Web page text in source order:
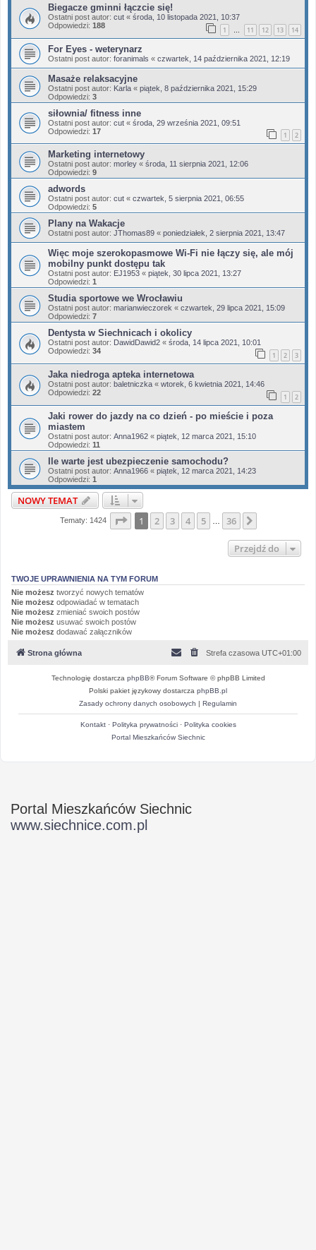
Biegacze gminni łączcie się!
Ostatni post autor: cut « środa, 10 listopada 2021, 10:37
Odpowiedzi: 188 1 … 11 12 13 14
For Eyes - weterynarz
Ostatni post autor: foranimals « czwartek, 14 października 2021, 12:19
Masaże relaksacyjne
Ostatni post autor: Karla « piątek, 8 października 2021, 15:29
Odpowiedzi: 3
siłownia/ fitness inne
Ostatni post autor: cut « środa, 29 września 2021, 09:51
Odpowiedzi: 17 1 2
Marketing internetowy
Ostatni post autor: morley « środa, 11 sierpnia 2021, 12:06
Odpowiedzi: 9
adwords
Ostatni post autor: cut « czwartek, 5 sierpnia 2021, 06:55
Odpowiedzi: 5
Plany na Wakacje
Ostatni post autor: JThomas89 « poniedziałek, 2 sierpnia 2021, 13:47
Więc moje szerokopasmowe Wi-Fi nie łączy się, ale mój
mobilny punkt dostępu tak
Ostatni post autor: EJ1953 « piątek, 30 lipca 2021, 13:27
Odpowiedzi: 1
Studia sportowe we Wrocławiu
Ostatni post autor: marianwieczorek « czwartek, 29 lipca 2021, 15:09
Odpowiedzi: 7
Dentysta w Siechnicach i okolicy
Ostatni post autor: DawidDawid2 « środa, 14 lipca 2021, 10:01
Odpowiedzi: 34 1 2 3
Jaka niedroga apteka internetowa
Ostatni post autor: baletniczka « wtorek, 6 kwietnia 2021, 14:46
Odpowiedzi: 22 1 2
Jaki rower do jazdy na co dzień - po mieście i poza
miastem
Ostatni post autor: Anna1962 « piątek, 12 marca 2021, 15:10
Odpowiedzi: 11
Ile warte jest ubezpieczenie samochodu?
Ostatni post autor: Anna1966 « piątek, 12 marca 2021, 14:23
Odpowiedzi: 1
NOWY TEMAT
Tematy: 1424 Strona1 z36
1 2 3 4 5 36
Przejdź do
TWOJE UPRAWNIENIA NA TYM FORUM
Nie możesz tworzyć nowych tematów
Nie możesz odpowiadać w tematach
Nie możesz zmieniać swoich postów
Nie możesz usuwać swoich postów
Nie możesz dodawać załączników
Strona główna Strefa czasowa UTC+01:00
Technologię dostarcza phpBB® Forum Software © phpBB Limited
Polski pakiet językowy dostarcza phpBB.pl
Zasady ochrony danych osobowych | Regulamin
Kontakt· Polityka prywatności· Polityka cookies
Portal Mieszkańców Siechnic
Portal Mieszkańców Siechnic
www.siechnice.com.pl